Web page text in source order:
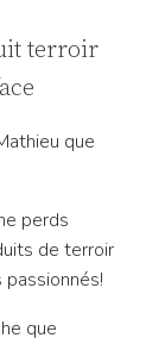
terroir
que
perds
de terroir
que